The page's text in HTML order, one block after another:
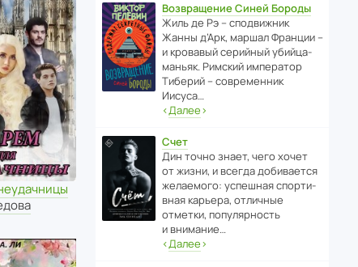
Возвращение Синей Бороды
Жиль де Рэ – спод­ви­жник
Жанны д’Арк, маршал Франции –
и кровавый серийный убийца-
маньяк. Римский импе­ратор
Тиберий – совре­менник
Иисуса…
‹Далее›
Счет
Дин точно знает, чего хочет
от жизни, и всегда доби­ва­ется
жела­е­мого: успе­шная спор­ти­
вная карьера, отли­чные
отметки, попу­ля­р­ность
и внимание…
‹Далее›